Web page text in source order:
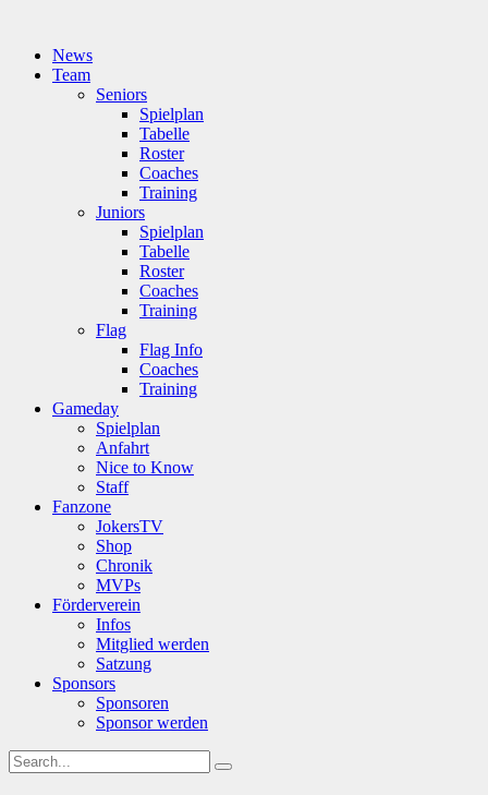
News
Team
Seniors
Spielplan
Tabelle
Roster
Coaches
Training
Juniors
Spielplan
Tabelle
Roster
Coaches
Training
Flag
Flag Info
Coaches
Training
Gameday
Spielplan
Anfahrt
Nice to Know
Staff
Fanzone
JokersTV
Shop
Chronik
MVPs
Förderverein
Infos
Mitglied werden
Satzung
Sponsors
Sponsoren
Sponsor werden